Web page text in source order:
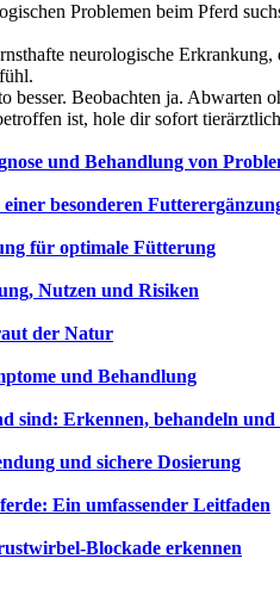
Problemen beim Pferd
neurologische
besser. Beobachten ja. Abwarten
ist, hole dir sofort
und Behandlung von
besonderen
für optimale Fütterung
Nutzen und Risiken
der Natur
und Behandlung
sind: Erkennen, behandeln und
und sichere Dosierung
Ein umfassender Leitfaden
Blockade erkennen